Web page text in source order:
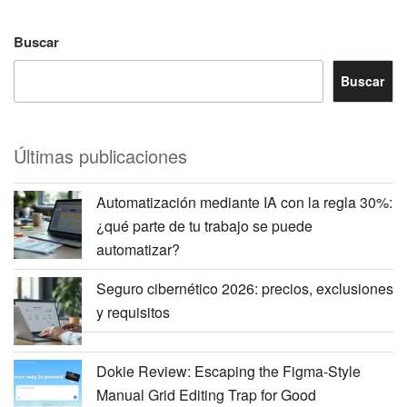
Buscar
Buscar
Últimas publicaciones
Automatización mediante IA con la regla 30%:
¿qué parte de tu trabajo se puede
automatizar?
Seguro cibernético 2026: precios, exclusiones
y requisitos
Dokie Review: Escaping the Figma-Style
Manual Grid Editing Trap for Good